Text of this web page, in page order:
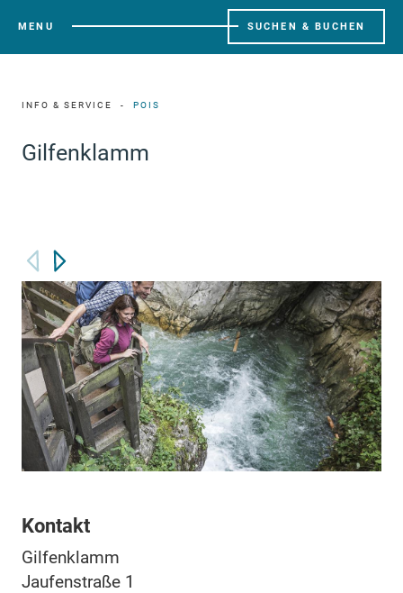
MENU SUCHEN & BUCHEN
INFO & SERVICE POIS
Gilfenklamm
Kontakt
Gilfenklamm
Jaufenstraße 1